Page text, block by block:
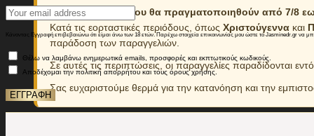
Οι παραγγελίες που θα πραγματοποιηθούν από 7/8
Κατά τις εορταστικές περιόδους, όπως Χριστούγεννα και
παράδοση των παραγγελιών.
Σε αυτές τις περιπτώσεις, οι παραγγελίες παραδίδονται
Σας ευχαριστούμε θερμά για την κατανόηση και την
Κάνοντας Εγγραφή επιβεβαιώνω ότι είμαι άνω των 18 ετών. Παρέχω στοιχεία επικοινωνίας μου ώστε το Jasminedr.gr
Θέλω να λαμβάνω ενημερωτικά emails, προσφορές και εκπτωτικούς κωδικούς.
Αποδέχομαι την πολιτική απορρήτου και τους όρους χρήσης.